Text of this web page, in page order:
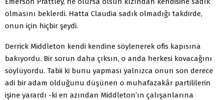
olmasını beklerdi. Hatta Claudia sadık olmadığı takdirde,
onun için hiçbir şeydi.
Derrick Middleton kendi kendine söylenerek ofis kapısına
bakıyordu. Bir sorun daha çıksın, o anda herkesi kovacağını
söylüyordu. Tabii ki bunu yapması yalnızca onun son derece
adi bir adam olduğunu düşünen o muhafazakâr partililerin
işine yarardı -ki en azından Middleton’ın çalışanlarına